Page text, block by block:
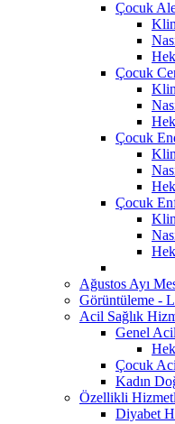
Çocuk
Çocuk
Çocuk
Çocuk
Ağustos Ayı
Görüntüleme -
Acil Sağlık
Genel Acil
Çocuk
Kadın
Özellikli
Diyabet